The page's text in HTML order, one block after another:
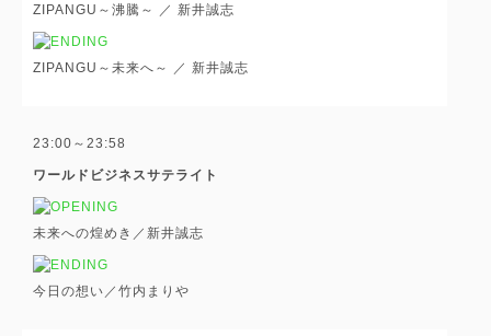
ZIPANGU～沸騰～ ／ 新井誠志
ZIPANGU～未来へ～ ／ 新井誠志
23:00～23:58
ワールドビジネスサテライト
未来への煌めき／新井誠志
今日の想い／竹内まりや